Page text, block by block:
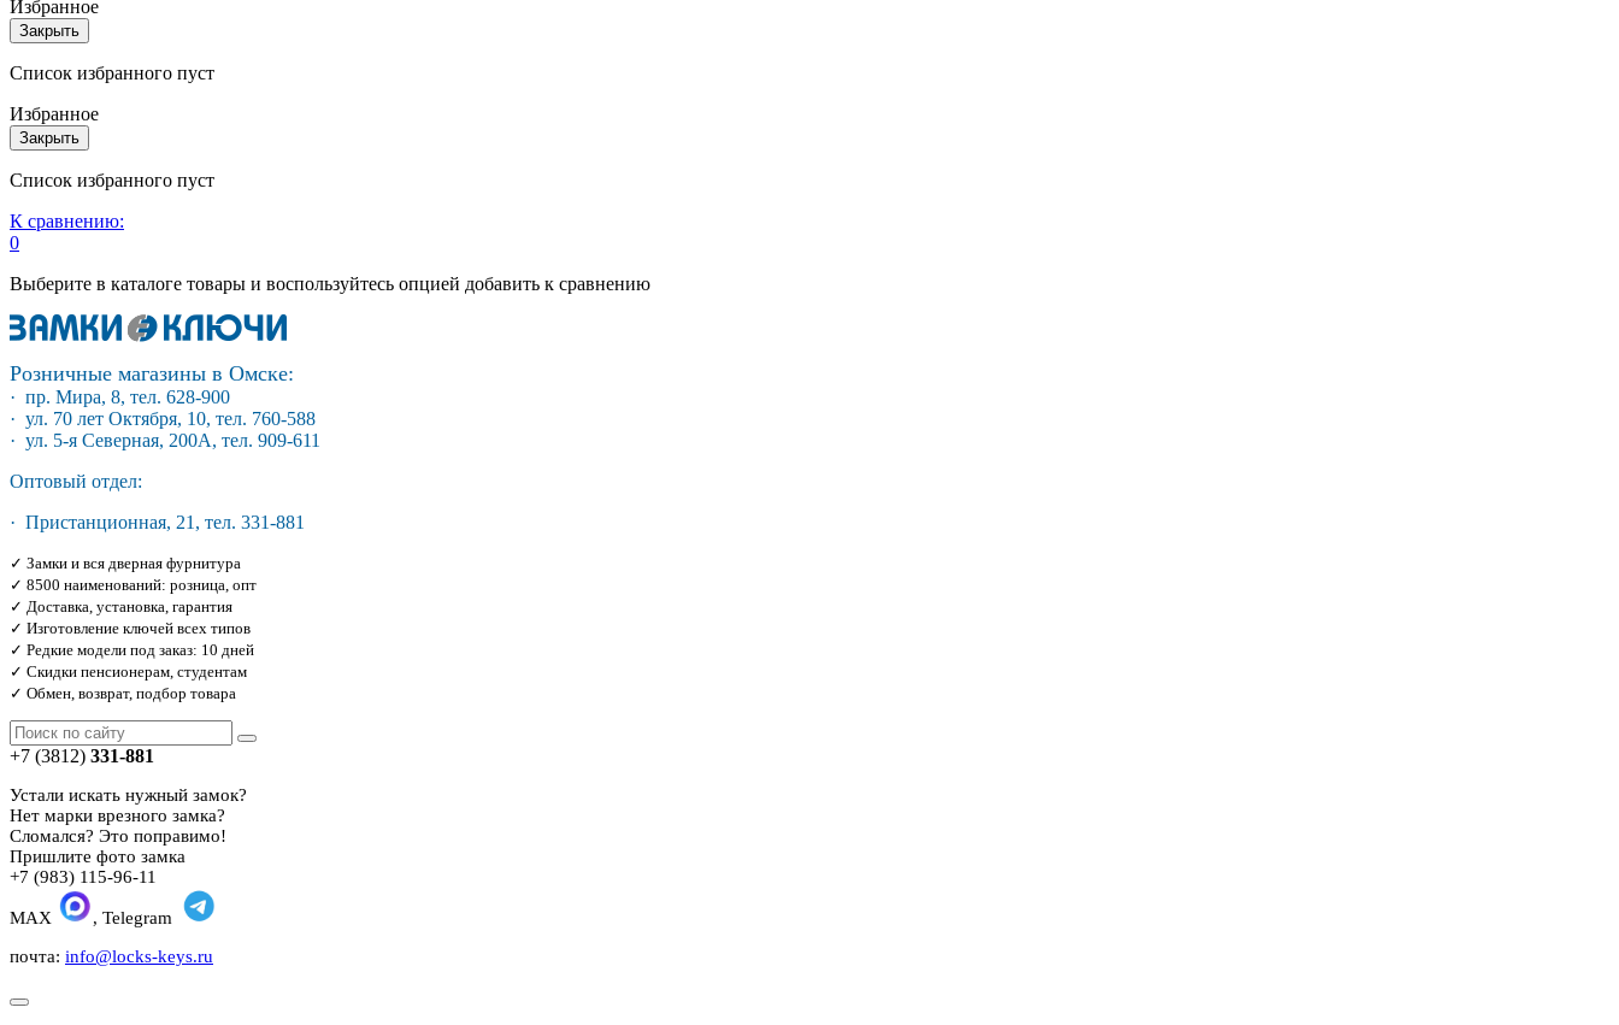
Избранное
Закрыть
Список избранного пуст
Избранное
Закрыть
Список избранного пуст
К сравнению:
0
Выберите в каталоге товары и воспользуйтесь опцией добавить к сравнению
Розничные магазины в Омске:
· пр. Мира, 8, тел. 628-900
· ул. 70 лет Октября, 10, тел. 760-588
· ул. 5-я Северная, 200А, тел. 909-611
Оптовый отдел:
· Пристанционная, 21, тел. 331-881
✓ Замки и вся дверная фурнитура
✓ 8500 наименований: розница, опт
✓ Доставка, установка, гарантия
✓ Изготовление ключей всех типов
✓ Редкие модели под заказ: 10 дней
✓ Скидки пенсионерам, студентам
✓ Обмен, возврат, подбор товара
+7 (3812) 331-881
Устали искать нужный замок?
Нет марки врезного замка?
Сломался? Это поправимо!
Пришлите фото замка
+7 (983) 115-96-11
MAX
, Telegram
почта: info@locks-keys.ru